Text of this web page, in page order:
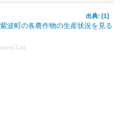
出典: [1]
紫波町の各農作物の生産状況を見る
Link